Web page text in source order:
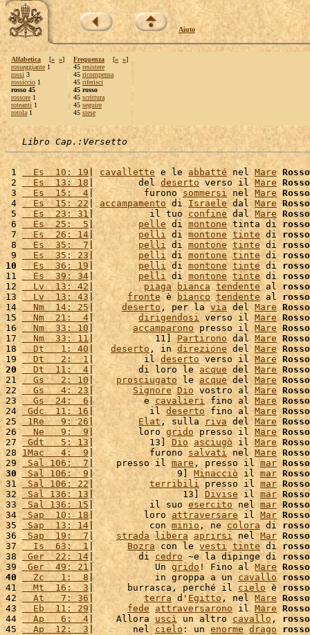
Aiuto
Alfabetica [« »]
rosseggiante 1
rossi 3
rossiccio 1
rosso 45
rossore 1
roteanti 1
rotola 1
Frequenza [« »]
45 resistere
45 ricompensa
45 riferisci
45 rosso
45 scrittura
45 seguire
45 stese
Libro Cap.:Versetto
1
  Es  10: 19
| cavallette e le abbatté nel Mare Rosso
2
  Es  13: 18
|        del deserto verso il Mare Rosso
3
  Es  15:  4
|         furono sommersi nel Mare Rosso
4
  Es  15: 22
| accampamento di Israele dal Mare Rosso
5
  Es  23: 31
|          il tuo confine dal Mare Rosso
6
  Es  25:  5
| pelle di montone tinta di rosso
7
  Es  26: 14
| pelli di montone tinte di rosso
8
  Es  35:  7
| pelli di montone tinte di rosso
9
  Es  35: 23
| pelli di montone tinte di rosso
10
  Es  36: 19
| pelli di montone tinte di rosso
11
  Es  39: 34
| pelli di montone tinte di rosso
12
  Lv  13: 42
| piaga bianca tendente al rosso
13
  Lv  13: 43
| fronte è bianco tendente al rosso
14
  Nm  14: 25
| deserto , per la via del Mare Rosso
15
  Nm  21:  4
| dirigendosi verso il Mare Rosso
16
  Nm  33: 10
| accamparono presso il Mare Rosso
17
  Nm  33: 11
|           11] Partirono dal Mare Rosso
18
  Dt   1: 40
| deserto , in direzione del Mare Rosso
19
  Dt   2:  1
|         il deserto verso il Mare Rosso
20
  Dt  11:  4
|        di loro le acque del Mare Rosso
21
  Gs   2: 10
| prosciugato le acque del Mare Rosso
22
  Gs   4: 23
| Signore Dio vostro al Mare Rosso
23
  Gs  24:  6
|         e cavalieri fino al Mare Rosso
24
Gdc  11: 16|          il deserto fino al Mare Rosso
25 1Re   9: 26 | Elat , sulla riva del Mare Rosso
26
  Ne   9:  9
|        loro grido presso il Mare Rosso
27 Gdt   5: 13 |          13] Dio asciugò il Mare Rosso
28 1Mac   4:  9 |          furono salvati nel Mare Rosso
29
Sal 106:  7 |    presso il mare , presso il mar Rosso
30
Sal 106:  9|               9] Minacciò il mar Rosso
31 Sal 106: 22 | terribili presso il mar Rosso
32 Sal 136: 13 |                13] Divise il mar Rosso
33 Sal 136: 15 |          il suo esercito nel mar Rosso
34 Sap  10: 18|         loro attraversare il Mar Rosso
35 Sap  13: 14|          con minio , ne colora di rosso
36 Sap  19:  7 | strada libera aprirsi nel Mar Rosso
37
  Is  63:  1
| Bozra con le vesti tinte di rosso
38
Ger  22: 14|        di cedro ~e la dipinge di rosso
39 Ger  49: 21 |           Un grido ! Fino al Mare Rosso
40
  Zc   1:  8
|           in groppa a un cavallo rosso
41
  Mt  16:  3
|      burrasca, perché il cielo è rosso
42
  At   7: 36
| terra d'Egitto , nel Mare Rosso
43
  Eb  11: 29
| fede attraversarono il Mare Rosso
44
  Ap   6:  4
|    Allora uscì un altro cavallo, rosso
45
  Ap  12:  3
|       nel cielo : un enorme drago rosso